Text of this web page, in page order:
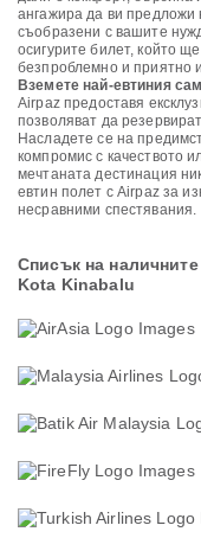
ангажира да ви
съобразени с вашите
осигурите билет, който
безпроблемно и приятно
Вземете най-евтиния
Airpaz предоставя
позволяват да
Насладете се на
компромис с качеството
мечтаната дестинация
евтин полет с Airpaz за
несравними спестявания.
Списък на
Kota Kinabalu